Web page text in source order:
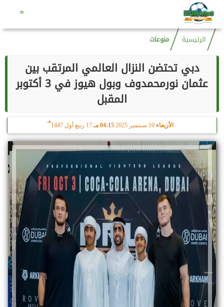
=
الرئيسية منوعات
دبي تحتضن النزال العالمي المرتقب بين
عثمان نورمحمدوف وبول هيوز في 3 أكتوبر
المقبل
الأربعاء 10 سبتمبر 2025 04:15 مـ 17 ربيع أول 1447
هـ